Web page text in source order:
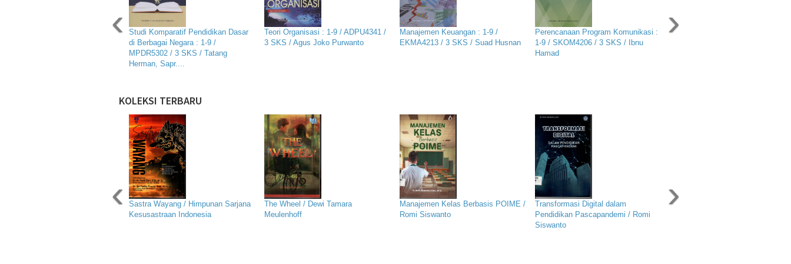
Studi Komparatif Pendidikan Dasar
di Berbagai Negara : 1-9 /
MPDR5302 / 3 SKS / Tatang
Herman, Sapr....
Teori Organisasi : 1-9 / ADPU4341 /
3 SKS / Agus Joko Purwanto
Manajemen Keuangan : 1-9 /
EKMA4213 / 3 SKS / Suad Husnan
Perencanaan Program Komunikasi :
1-9 / SKOM4206 / 3 SKS / Ibnu
Hamad
‹ ›
KOLEKSI TERBARU
Sastra Wayang / Himpunan Sarjana
Kesusastraan Indonesia
The Wheel / Dewi Tamara
Meulenhoff
Manajemen Kelas Berbasis POIME /
Romi Siswanto
Transformasi Digital dalam
Pendidikan Pascapandemi / Romi
Siswanto
‹ ›